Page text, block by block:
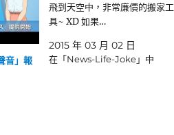
音」報
飛到天空中，非常廉價的搬家工
具~ XD 如果…
2015 年 03 月 02 日
在「News-Life-Joke」中